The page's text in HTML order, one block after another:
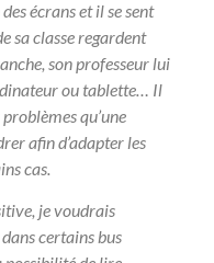
écrans et il se sent
sa classe regardent
son professeur lui
ou tablette… Il
qu’une
afin d’adapter les
cas.
je voudrais
certains bus